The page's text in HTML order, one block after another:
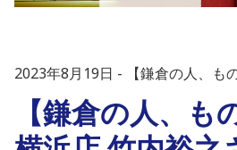
2023年8月19日 【鎌倉の人、もの
【鎌倉の人、も